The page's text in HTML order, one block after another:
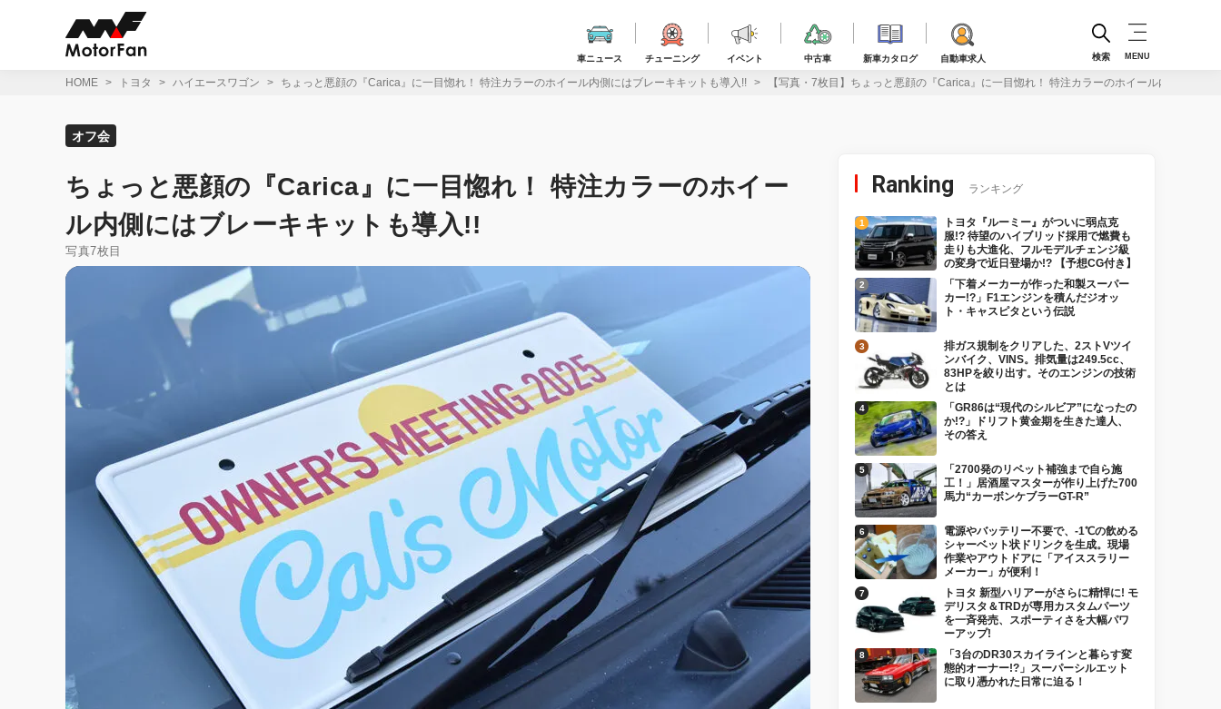
車ニュース チューニング イベント 中古車 新車カタログ 自動車求人 検索 MENU
HOME トヨタ ハイエースワゴン ちょっと悪顔の『Carica』に一目惚れ！ 特注カラーのホイール内側にはブレーキキットも導入!! 【写真・7枚目】ちょっと悪顔の『Carica』に一目惚れ！ 特注カラーのホイール内側にはブ
オフ会
ちょっと悪顔の『Carica』に一目惚れ！ 特注カラーのホイー
ル内側にはブレーキキットも導入!!
写真7枚目
Ranking ランキング
トヨタ『ルーミー』がついに弱点克
服!? 待望のハイブリッド採用で燃費も
走りも大進化、フルモデルチェンジ級
の変身で近日登場か!? 【予想CG付き】
「下着メーカーが作った和製スーパー
カー!?」F1エンジンを積んだジオッ
ト・キャスピタという伝説
排ガス規制をクリアした、2ストVツイ
ンバイク、VINS。排気量は249.5cc、
83HPを絞り出す。そのエンジンの技術
とは
「GR86は“現代のシルビア”になったの
か!?」ドリフト黄金期を生きた達人、
その答え
「2700発のリベット補強まで自ら施
工！」居酒屋マスターが作り上げた700
馬力“カーボンケブラーGT-R”
電源やバッテリー不要で、-1℃の飲める
シャーベット状ドリンクを生成。現場
作業やアウトドアに「アイススラリー
メーカー」が便利！
トヨタ 新型ハリアーがさらに精悍に! モ
デリスタ＆TRDが専用カスタムパーツ
を一斉発売、スポーティさを大幅パワ
ーアップ!
「3台のDR30スカイラインと暮らす変
態的オーナー!?」スーパーシルエット
に取り憑かれた日常に迫る！